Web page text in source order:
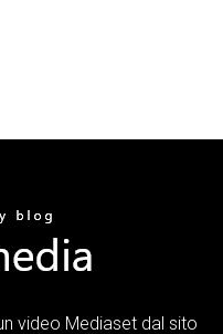
video Mediaset dal sito